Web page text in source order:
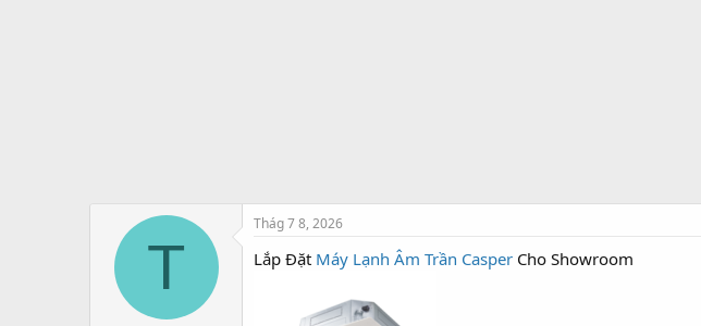
T
Thág 7 8, 2026
Lắp Đặt Máy Lạnh Âm Trần Casper Cho Showroom